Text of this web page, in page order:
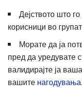
Дејството што
корисници во
Морате да ја
пред да уредувате
валидирајте ја
вашите нагодувања.